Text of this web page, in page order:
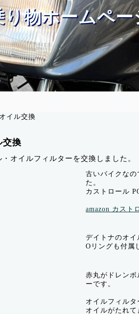
物ホームペー
イル交換
交換
オイルフィルターを交換しました。
古いバイクなの
た。
カストロール
amazon カスト
デイトナのオイ
Oリングも付属
赤丸がドレンボ
ーです。
オイルフィル
オイルがたれて